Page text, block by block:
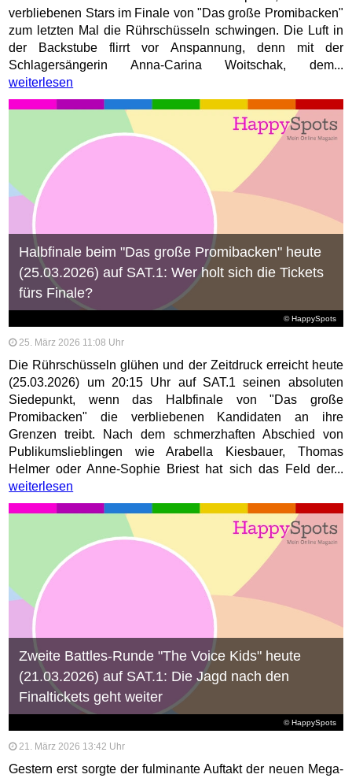
verbliebenen Stars im Finale von "Das große Promibacken"
zum letzten Mal die Rührschüsseln schwingen. Die Luft in
der Backstube flirrt vor Anspannung, denn mit der
Schlagersängerin Anna-Carina Woitschak, dem...
weiterlesen
© HappySpots
Halbfinale beim "Das große Promibacken" heute
(25.03.2026) auf SAT.1: Wer holt sich die Tickets
fürs Finale?
25. März 2026 11:08 Uhr
Die Rührschüsseln glühen und der Zeitdruck erreicht heute
(25.03.2026) um 20:15 Uhr auf SAT.1 seinen absoluten
Siedepunkt, wenn das Halbfinale von "Das große
Promibacken" die verbliebenen Kandidaten an ihre
Grenzen treibt. Nach dem schmerzhaften Abschied von
Publikumslieblingen wie Arabella Kiesbauer, Thomas
Helmer oder Anne-Sophie Briest hat sich das Feld der...
weiterlesen
© HappySpots
Zweite Battles-Runde "The Voice Kids" heute
(21.03.2026) auf SAT.1: Die Jagd nach den
Finaltickets geht weiter
21. März 2026 13:42 Uhr
Gestern erst sorgte der fulminante Auftakt der neuen Mega-